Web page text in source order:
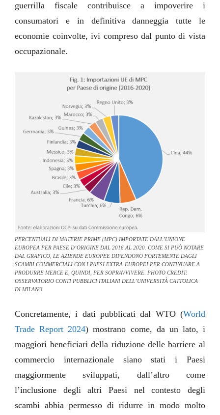
guerrilla fiscale contribuisce a impoverire i
consumatori e in definitiva danneggia tutte le
economie coinvolte, ivi compreso dal punto di vista
occupazionale.
PERCENTUALI DI MATERIE PRIME (MPC) IMPORTATE DALL’UNIONE
EUROPEA PER PAESE D’ORIGINE DAL 2016 AL 2020. COME SI PUÒ NOTARE
DAL GRAFICO, LE AZIENDE EUROPEE DIPENDONO FORTEMENTE DAGLI
SCAMBI COMMERCIALI CON I PAESI EXTRA-EUROPEI PER CONTINUARE A
PRODURRE MERCE E, QUINDI, PER SOPRAVVIVERE. PHOTO CREDIT:
OSSERVATORIO CONTI PUBBLICI ITALIANI DELL’UNIVERSITÀ CATTOLICA
DI MILANO.
Concretamente, i dati pubblicati dal WTO (World
Trade Report 2024) mostrano come, da un lato, i
maggiori beneficiari della riduzione delle barriere al
commercio internazionale siano stati i Paesi
maggiormente sviluppati, dall’altro come
l’inclusione degli altri Paesi nel contesto degli
scambi abbia permesso di ridurre in modo molto